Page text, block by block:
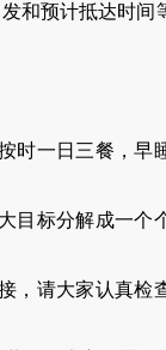
和预计抵达时间
时一日三餐，早
目标分解成一个
，请大家认真检